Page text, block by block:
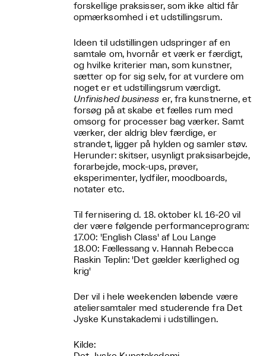
forskellige praksisser, som ikke altid får
opmærksomhed i et udstillingsrum.
Ideen til udstillingen udspringer af en
samtale om, hvornår et værk er færdigt,
og hvilke kriterier man, som kunstner,
sætter op for sig selv, for at vurdere om
noget er et udstillingsrum værdigt.
Unfinished business er, fra kunstnerne, et
forsøg på at skabe et fælles rum med
omsorg for processer bag værker. Samt
værker, der aldrig blev færdige, er
strandet, ligger på hylden og samler støv.
Herunder: skitser, usynligt praksisarbejde,
forarbejde, mock-ups, prøver,
eksperimenter, lydfiler, moodboards,
notater etc.
Til fernisering d. 18. oktober kl. 16-20 vil
der være følgende performanceprogram:
17.00: 'English Class' af Lou Lange
18.00: Fællessang v. Hannah Rebecca
Raskin Teplin: 'Det gælder kærlighed og
krig'
Der vil i hele weekenden løbende være
ateliersamtaler med studerende fra Det
Jyske Kunstakademi i udstillingen.
Kilde: